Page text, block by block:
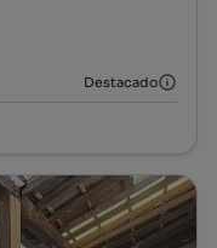
Destacado